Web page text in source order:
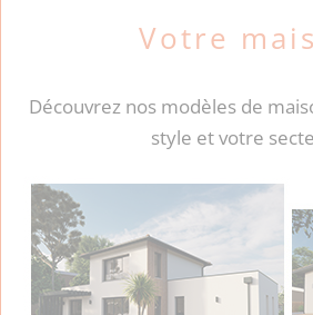
Votre
Découvrez nos modèles de
style et votre